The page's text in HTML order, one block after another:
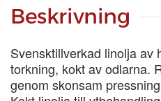
LIT
mängd
Beskrivning
Svensktillverkad linolja av
torkning, kokt av odlarna.
genom skonsam